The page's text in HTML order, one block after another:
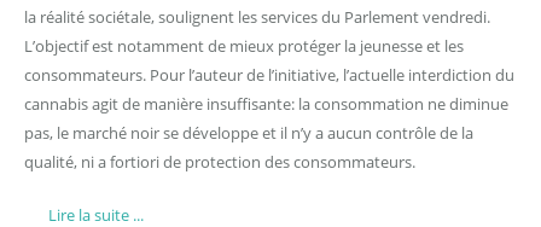
la réalité sociétale, soulignent les services du Parlement vendredi.
L’objectif est notamment de mieux protéger la jeunesse et les
consommateurs. Pour l’auteur de l’initiative, l’actuelle interdiction du
cannabis agit de manière insuffisante: la consommation ne diminue
pas, le marché noir se développe et il n’y a aucun contrôle de la
qualité, ni a fortiori de protection des consommateurs.
Lire la suite ...